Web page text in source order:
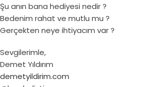
Şu anın bana hediyesi nedir ?
Bedenim rahat ve mutlu mu ?
Gerçekten neye ihtiyacım var ?
Sevgilerimle,
Demet Yıldırım
demetyildirim.com